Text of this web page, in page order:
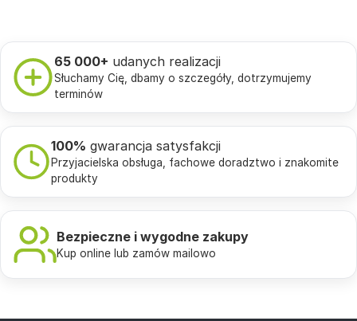
65 000+ udanych realizacji
Słuchamy Cię, dbamy o szczegóły, dotrzymujemy
terminów
100% gwarancja satysfakcji
Przyjacielska obsługa, fachowe doradztwo i znakomite
produkty
Bezpieczne i wygodne zakupy
Kup online lub zamów mailowo